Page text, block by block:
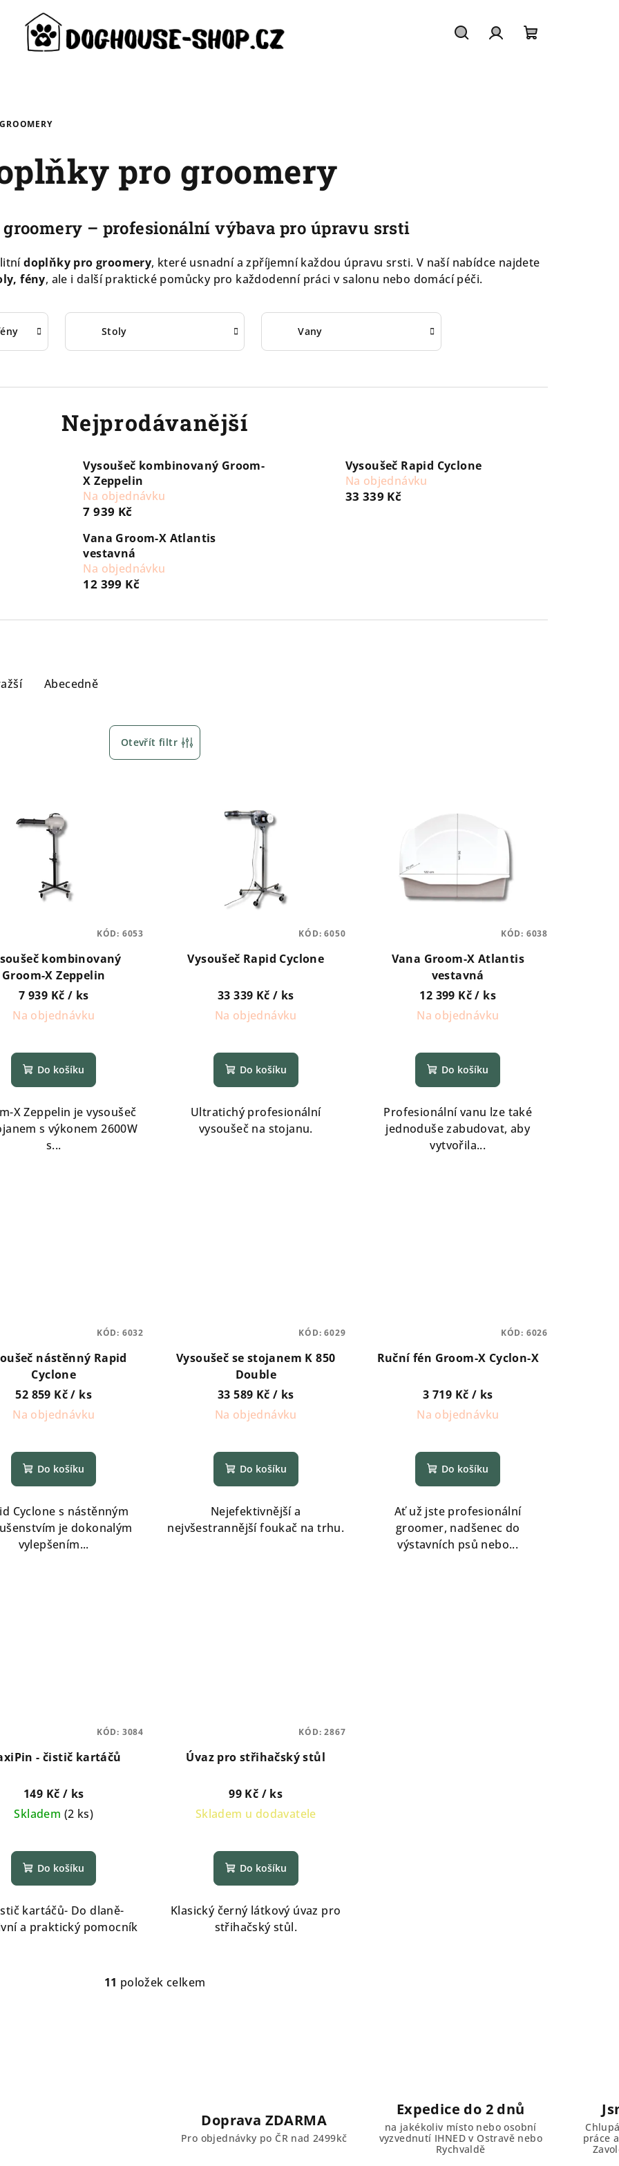
pro groomery
– profesionální výbava pro úpravu srsti
doplňky pro groomery, které usnadní a zpříjemní každou úpravu srsti. V naší nabídce najdete
fény, ale i další praktické pomůcky pro každodenní práci v salonu nebo domácí péči.
Stoly Vany
Nejprodávanější
Vysoušeč kombinovaný Groom-
X Zeppelin
Na objednávku
7 939 Kč
Vysoušeč Rapid Cyclone
Na objednávku
33 339 Kč
Vana Groom-X Atlantis
vestavná
Na objednávku
12 399 Kč
Abecedně
Otevřít filtr
kombinovaný
Groom-X Zeppelin
7 939 Kč / ks
Na objednávku
Do košíku
X Zeppelin je vysoušeč
s výkonem 2600W
s...
KÓD: 6053
Vysoušeč Rapid Cyclone
33 339 Kč / ks
Na objednávku
Do košíku
Ultratichý profesionální
vysoušeč na stojanu.
KÓD:6050
Vana Groom-X Atlantis
vestavná
12 399 Kč/ ks
Na objednávku
Do košíku
Profesionální vanu lze také
jednoduše zabudovat, aby
vytvořila...
KÓD: 6038
nástěnný Rapid
Cyclone
52 859 Kč/ ks
Na objednávku
Do košíku
Cyclone s nástěnným
je dokonalým
vylepšením...
KÓD: 6032
Vysoušeč se stojanem K 850
Double
33 589 Kč / ks
Na objednávku
Do košíku
Nejefektivnější a
nejvšestrannější foukač na trhu.
KÓD:6029
Ruční fén Groom-X Cyclon-X
3 719 Kč / ks
Na objednávku
Do košíku
Ať už jste profesionální
groomer, nadšenec do
výstavních psů nebo...
KÓD: 6026
- čistič kartáčů
149 Kč / ks
Skladem (2 ks)
Do košíku
kartáčů- Do dlaně-
a praktický pomocník
KÓD: 3084
Úvaz pro střihačský stůl
99 Kč / ks
Skladem u dodavatele
Do košíku
Klasický černý látkový úvaz pro
střihačský stůl.
KÓD:2867
O
11 položek celkem
Doprava ZDARMA
Pro objednávky po ČR nad 2499kč
Expedice do 2 dnů
na jakékoliv místo nebo osobní
vyzvednutí IHNED v Ostravě nebo
Rychvaldě
práce